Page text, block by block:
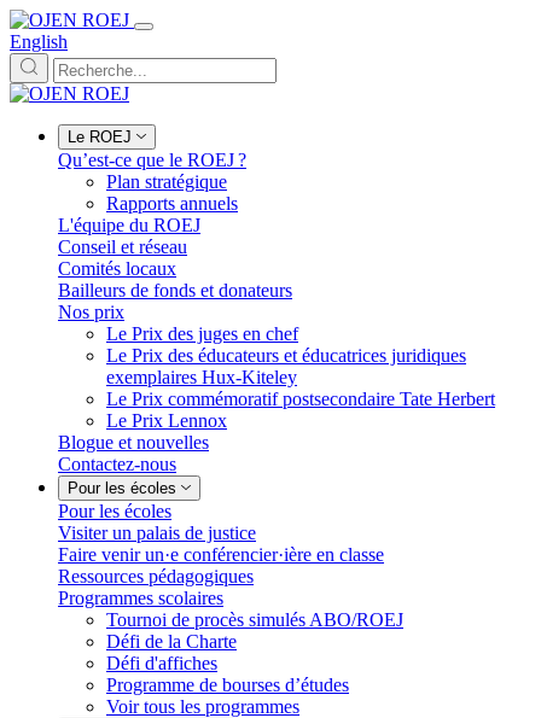
English
Le ROEJ
Qu’est-ce que le ROEJ ?
Plan stratégique
Rapports annuels
L'équipe du ROEJ
Conseil et réseau
Comités locaux
Bailleurs de fonds et donateurs
Nos prix
Le Prix des juges en chef
Le Prix des éducateurs et éducatrices juridiques
exemplaires Hux-Kiteley
Le Prix commémoratif postsecondaire Tate Herbert
Le Prix Lennox
Blogue et nouvelles
Contactez-nous
Pour les écoles
Pour les écoles
Visiter un palais de justice
Faire venir un·e conférencier·ière en classe
Ressources pédagogiques
Programmes scolaires
Tournoi de procès simulés ABO/ROEJ
Défi de la Charte
Défi d'affiches
Programme de bourses d’études
Voir tous les programmes